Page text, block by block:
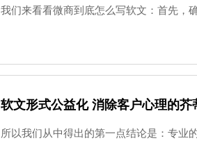
我们来看看微商到底怎么写软文：首先，
软文形式公益化 消除客户心理的芥
所以我们从中得出的第一点结论是：专业